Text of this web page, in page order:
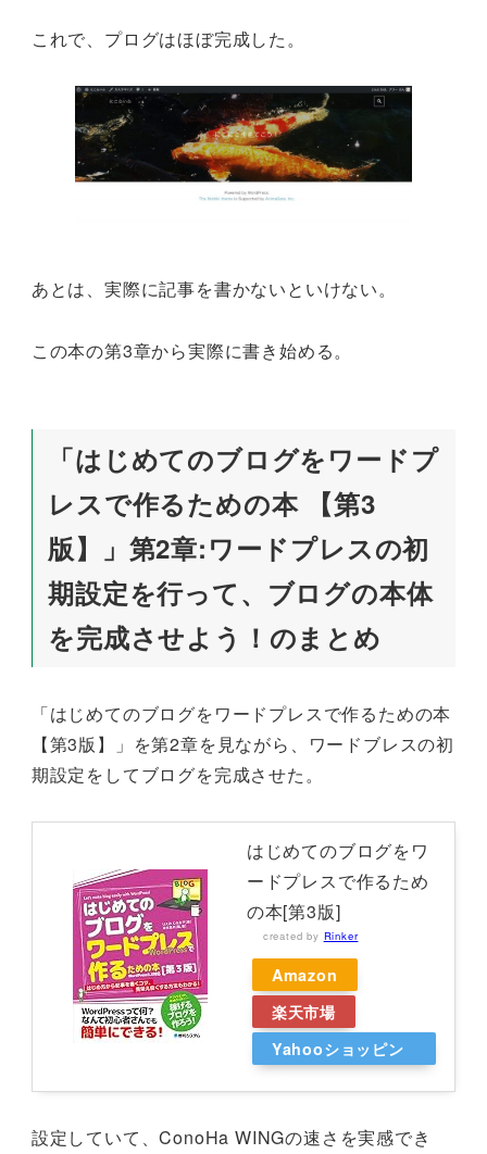
これで、プログはほぼ完成した。
あとは、実際に記事を書かないといけない。
この本の第3章から実際に書き始める。
「はじめてのブログをワードプ
レスで作るための本 【第3
版】」第2章:ワードプレスの初
期設定を行って、ブログの本体
を完成させよう！のまとめ
「はじめてのブログをワードプレスで作るための本
【第3版】」を第2章を見ながら、ワードブレスの初
期設定をしてブログを完成させた。
はじめてのブログをワ
ードプレスで作るため
の本[第3版]
created by Rinker
Amazon
楽天市場
Yahooショッピン
設定していて、ConoHa WINGの速さを実感でき